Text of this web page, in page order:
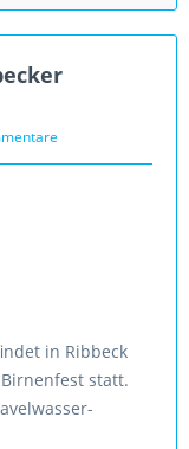
in Ribbeck
statt.